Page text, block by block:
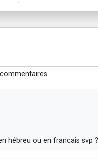
hébreu ou en francais svp ?